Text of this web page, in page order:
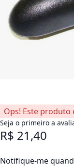
Ops! Este produto
Seja o primeiro a
R$ 21,40
Notifique-me